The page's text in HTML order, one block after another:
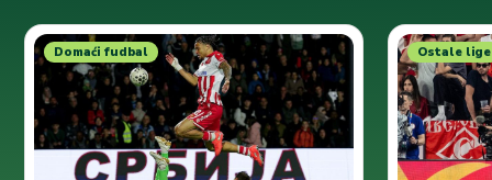
Domaći fudbal Ostale lige